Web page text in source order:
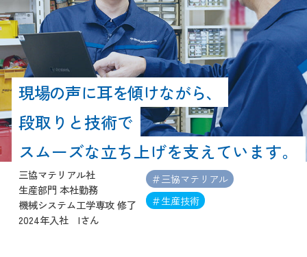
現場の声に耳を傾けながら、
段取りと技術で
スムーズな立ち上げを支えています。
三協マテリアル社
生産部門 本社勤務
機械システム工学専攻 修了
2024年入社 Iさん
＃三協マテリアル
＃生産技術